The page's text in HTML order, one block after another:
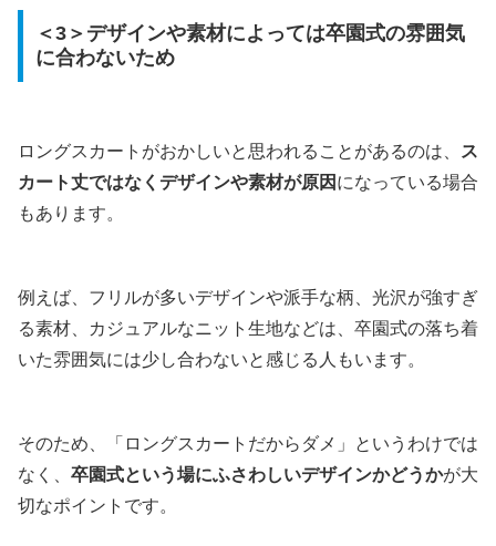
＜3＞デザインや素材によっては卒園式の雰囲気
に合わないため
ロングスカートがおかしいと思われることがあるのは、
ス
カート丈ではなくデザインや素材が原因 になっている場合
もあります。
例えば、フリルが多いデザインや派手な柄、光沢が強すぎ
る素材、カジュアルなニット生地などは、卒園式の落ち着
いた雰囲気には少し合わないと感じる人もいます。
そのため、「ロングスカートだからダメ」というわけでは
なく、 卒園式という場にふさわしいデザインかどうかが大
切なポイントです。